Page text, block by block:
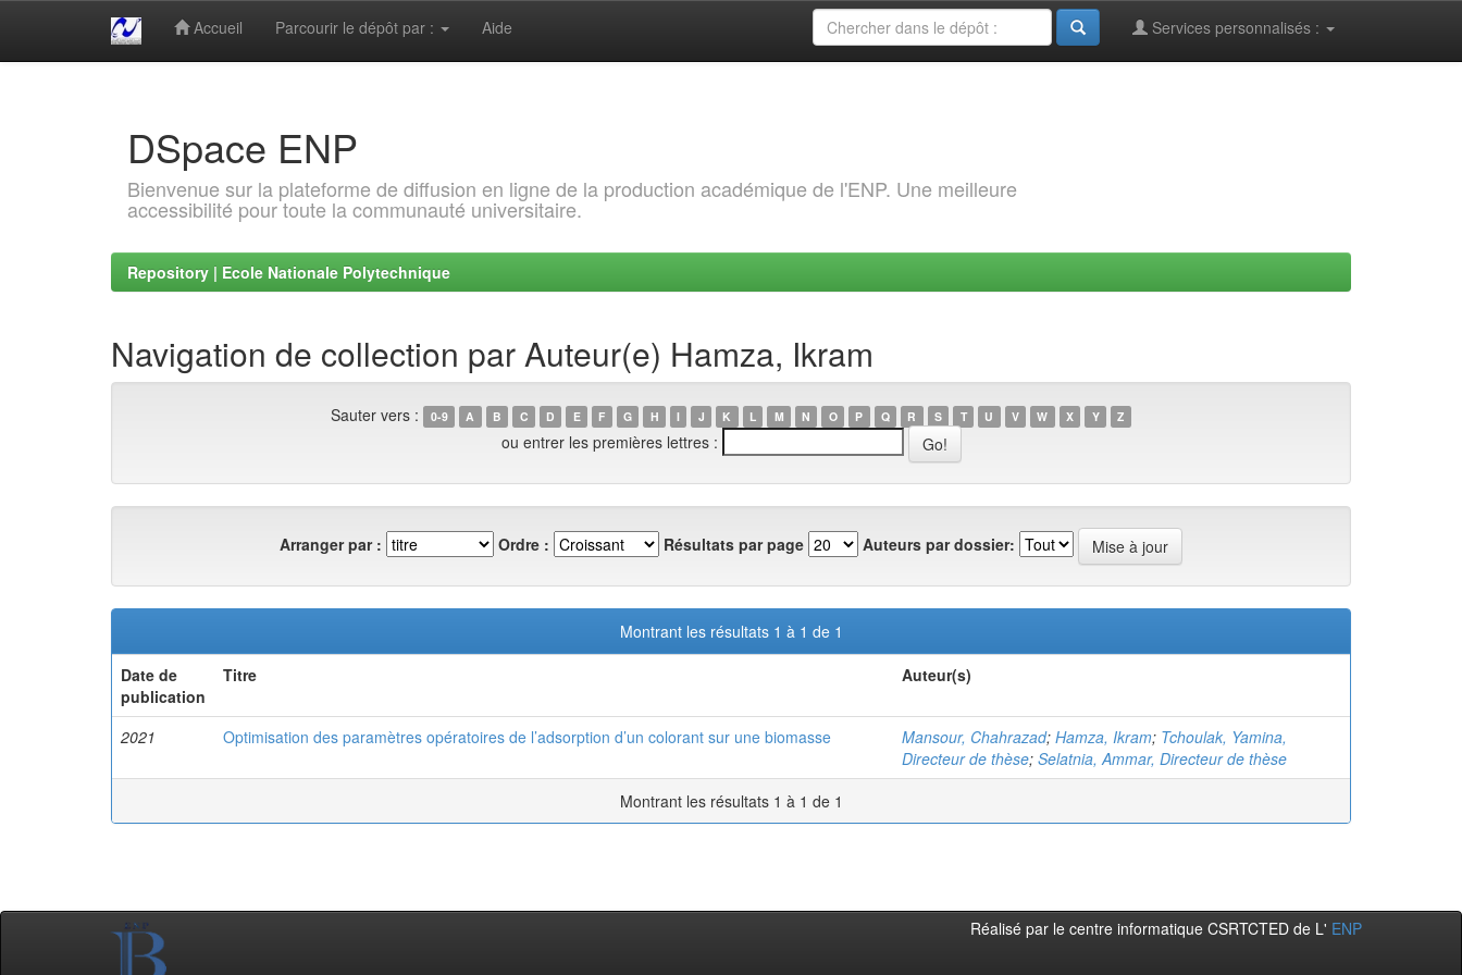
Accueil Parcourir le dépôt par : Aide Services personnalisés :
DSpace ENP
Bienvenue sur la plateforme de diffusion en ligne de la production académique de l'ENP. Une meilleure
accessibilité pour toute la communauté universitaire.
Repository | Ecole Nationale Polytechnique
Navigation de collection par Auteur(e) Hamza, Ikram
Sauter vers : 0-9 A B C D E F G H I J K L M N O P Q R S T U V W X Y Z
ou entrer les premières lettres :
Arranger par : Ordre : Résultats par page Auteurs par dossier:
Montrant les résultats 1 à 1 de 1
Date de
publication
Titre Auteur(s)
2021 Optimisation des paramètres opératoires de l’adsorption d’un colorant sur une biomasse Mansour, Chahrazad; Hamza, Ikram; Tchoulak, Yamina,
Directeur de thèse; Selatnia, Ammar, Directeur de thèse
Montrant les résultats 1 à 1 de 1
Réalisé par le centre informatique CSRTCTED de L' ENP